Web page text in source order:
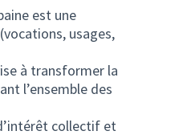
est une
usages,
à transformer la
l’ensemble des
collectif et